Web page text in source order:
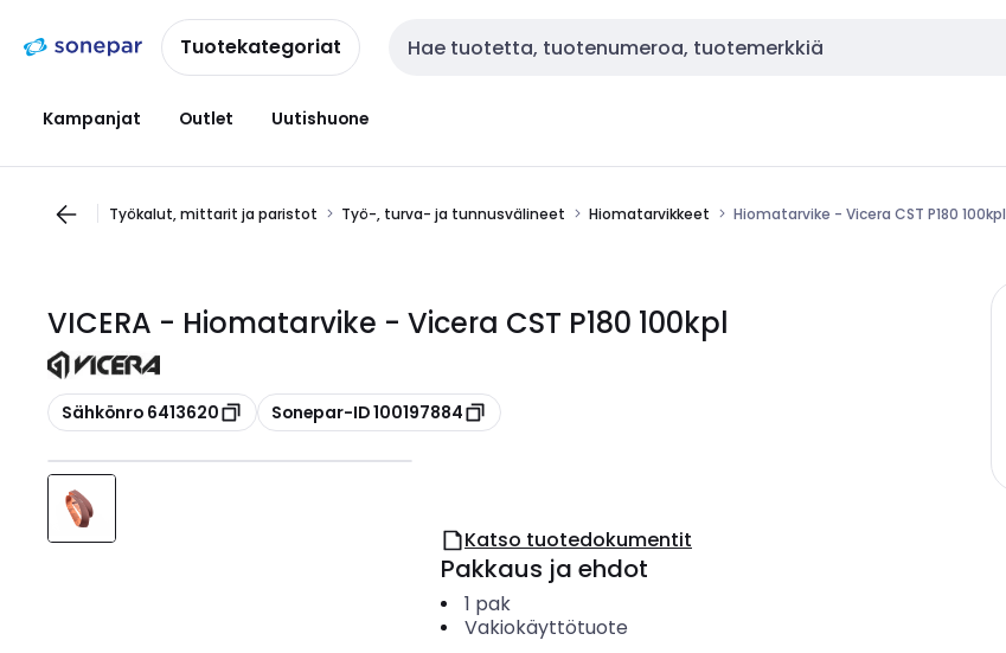
navigointiinsisältöönTuotekategoriat Haku
Kampanjat Outlet Uutishuone
Työkalut, mittarit ja paristot Työ-, turva- ja tunnusvälineet Hiomatarvikkeet Hiomatarvike - Vicera CST P180 100kpl
VICERA - Hiomatarvike - Vicera CST P180 100kpl
Kopioi
Sähkönro 6413620 Kopioi
Sonepar-ID 100197884
Katso tuotedokumentit
Pakkaus ja ehdot
1 pak
Vakiokäyttötuote